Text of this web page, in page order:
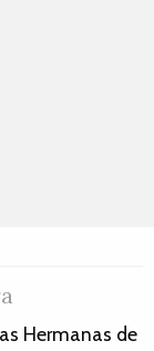
Hermanas de